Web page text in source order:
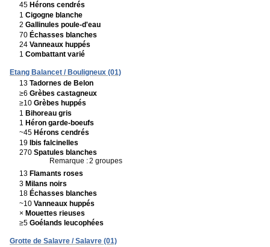
45 Hérons cendrés
1 Cigogne blanche
2 Gallinules poule-d'eau
70 Échasses blanches
24 Vanneaux huppés
1 Combattant varié
Etang Balancet / Bouligneux (01)
13 Tadornes de Belon
≥6 Grèbes castagneux
≥10 Grèbes huppés
1 Bihoreau gris
1 Héron garde-boeufs
~45 Hérons cendrés
19 Ibis falcinelles
270 Spatules blanches
Remarque :2 groupes
13 Flamants roses
3 Milans noirs
18 Échasses blanches
~10 Vanneaux huppés
× Mouettes rieuses
≥5 Goélands leucophées
Grotte de Salavre / Salavre (01)